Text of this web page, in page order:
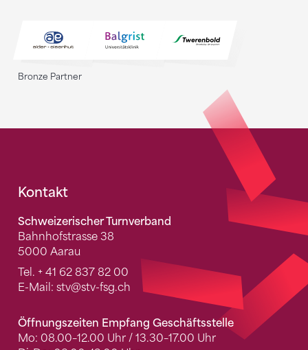
Bronze Partner
Fusszeile
Kontakt
Schweizerischer Turnverband
Bahnhofstrasse 38
5000 Aarau
Tel. + 41 62 837 82 00
E-Mail: stv@stv-fsg.ch
Öffnungszeiten Empfang Geschäftsstelle
Mo: 08.00–12.00 Uhr / 13.30–17.00 Uhr